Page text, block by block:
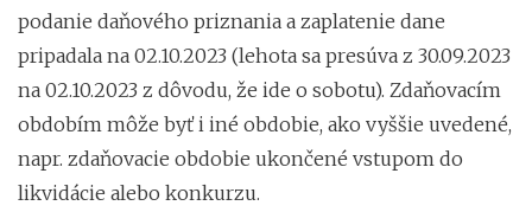
podanie daňového priznania a zaplatenie dane
pripadala na 02.10.2023 (lehota sa presúva z 30.09.2023
na 02.10.2023 z dôvodu, že ide o sobotu). Zdaňovacím
obdobím môže byť i iné obdobie, ako vyššie uvedené,
napr. zdaňovacie obdobie ukončené vstupom do
likvidácie alebo konkurzu.